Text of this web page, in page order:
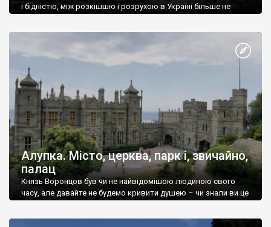
і бідністю, між розкішшю і розрухою в Україні більше не
Алупка. Місто, церква, парк і, звичайно,
палац
Князь Воронцов був чи не найвідомішою людиною свого
часу, але давайте не будемо кривити душею – чи знали ви це